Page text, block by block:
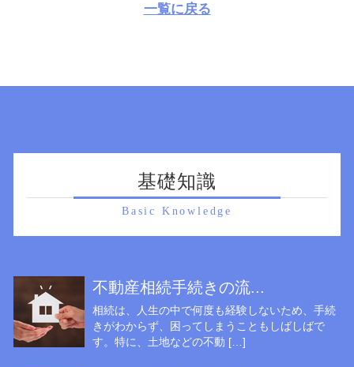
一覧に戻る
基礎知識
Basic Knowledge
不動産相続手続きの流...
相続は、人生の中で何度も経験しないため、手続
きがわからず、困ってしまうこともしばしばで
す。特に、土地などの不動 […]